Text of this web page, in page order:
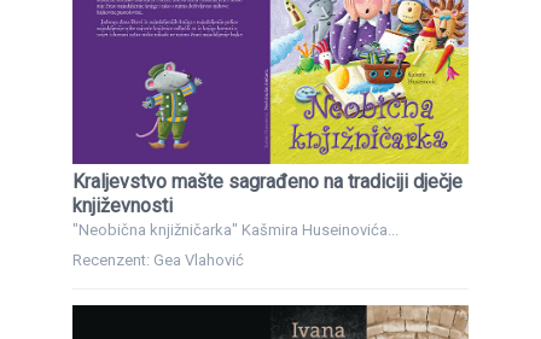
Kraljevstvo mašte sagrađeno na tradiciji dječje
književnosti
"Neobična knjižničarka" Kašmira Huseinovića...
Recenzent: Gea Vlahović